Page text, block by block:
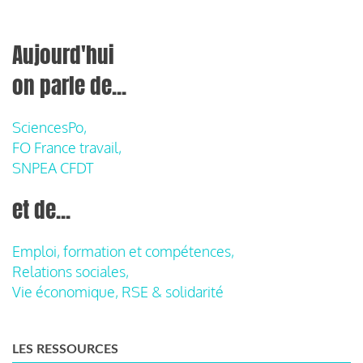
Aujourd'hui
on parle de...
SciencesPo,
FO France travail,
SNPEA CFDT
et de...
Emploi, formation et compétences,
Relations sociales,
Vie économique, RSE & solidarité
LES RESSOURCES